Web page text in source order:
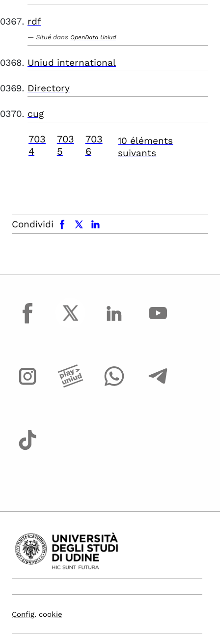
rdf
Situé dans OpenData Uniud
Uniud international
Directory
cug
703
4
703
5
703
6
10 éléments
suivants
Condividi
facebook x.com linkedin
facebook
Config. cookie